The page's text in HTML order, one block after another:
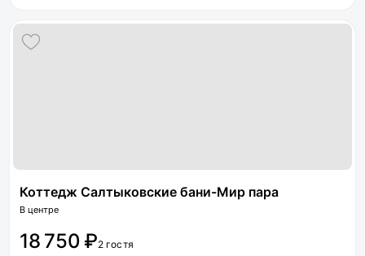
Коттедж Салтыковские бани-Мир пара
В центре
18 750 ₽2 гостя